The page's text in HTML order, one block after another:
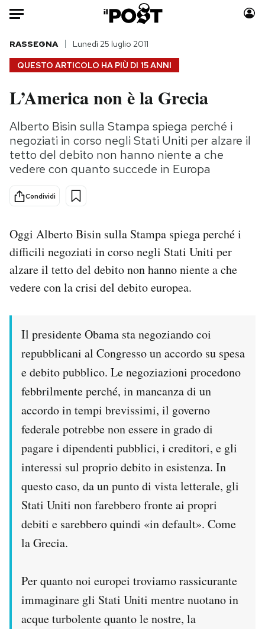
Auto
HOME
Italia
Politica
Tecnologia
Internet
Scienza
Cultura
Sport
Moda
Consumismi
Storie/Idee
Ok Boomer!
Mondiali calcio 2026
PODCAST
NEWSLETTER
I MIEI PREFERITI
SHOP
CALENDARIO
AREA PERSONALE
Area Personale
Newsletter
Notifiche mobile
Esci
QUESTO ARTICOLO HA PIÙ DI 15 ANNI
RASSEGNA Lunedì 25 luglio 2011
L’America non è la Grecia
Alberto Bisin sulla Stampa spiega perché i
negoziati in corso negli Stati Uniti per alzare il
tetto del debito non hanno niente a che
vedere con quanto succede in Europa
Condividi
Oggi Alberto Bisin sulla Stampa spiega perché i
difficili negoziati in corso negli Stati Uniti per
alzare il tetto del debito non hanno niente a che
vedere con la crisi del debito europea.
Il presidente Obama sta negoziando coi
repubblicani al Congresso un accordo su spesa
e debito pubblico. Le negoziazioni procedono
febbrilmente perché, in mancanza di un
accordo in tempi brevissimi, il governo
federale potrebbe non essere in grado di
pagare i dipendenti pubblici, i creditori, e gli
interessi sul proprio debito in esistenza. In
questo caso, da un punto di vista letterale, gli
Stati Uniti non farebbero fronte ai propri
debiti e sarebbero quindi «in default». Come
la Grecia.
Per quanto noi europei troviamo rassicurante
immaginare gli Stati Uniti mentre nuotano in
acque turbolente quanto le nostre, la